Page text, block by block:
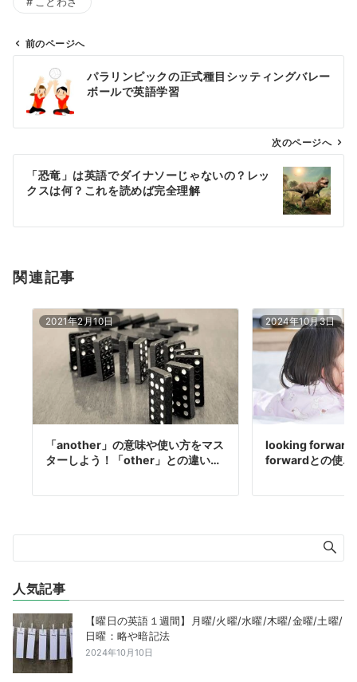
ン
前のページへ
パラリンピックの正式種目シッティングバレー
ボールで英語学習
次のページへ
「恐竜」は英語でダイナソーじゃないの？レッ
クスは何？これを読めば完全理解
関連記事
2021年2月10日
「another」の意味や使い方をマス
ターしよう！「other」との違い…
2024年10月3日
looking forward
forwardとの使…
人気記事
【曜日の英語１週間】月曜/火曜/水曜/木曜/金曜/土曜/
日曜：略や暗記法
2024年10月10日